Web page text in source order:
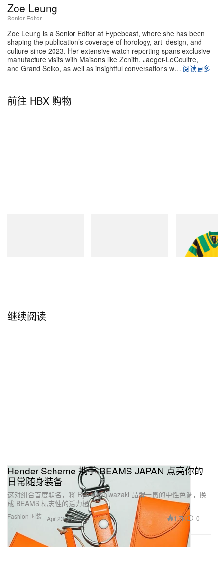
Zoe Leung
Senior Editor
Zoe Leung is a Senior Editor at Hypebeast, where she has been
shaping the publication’s coverage of horology, art, design, and
culture since 2023. Her extensive watch reporting spans exclusive
manufacture visits with Maisons like Zenith, Jaeger-LeCoultre,
and Grand Seiko, as well as insightful conversations w… 阅读更多
前往 HBX 购物
Adidas
Dead Disney
立刻购入
继续阅读
Fashion 时装
Hender Scheme 携手 BEAMS JAPAN 点亮你的
日常随身装备
这对组合首度联名，将 Ryo Kashiwazaki 品牌一贯的中性色调，换
成 BEAMS 标志性的活力橙。
Apr 23, 2026 1.7K 0